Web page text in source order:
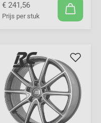
€ 241,56
Prijs per stuk